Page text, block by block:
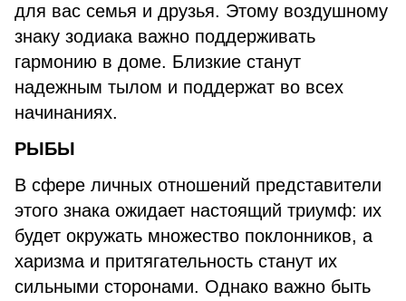
для вас семья и друзья. Этому воздушному
знаку зодиака важно поддерживать
гармонию в доме. Близкие станут
надежным тылом и поддержат во всех
начинаниях.
РЫБЫ
В сфере личных отношений представители
этого знака ожидает настоящий триумф: их
будет окружать множество поклонников, а
харизма и притягательность станут их
сильными сторонами. Однако важно быть